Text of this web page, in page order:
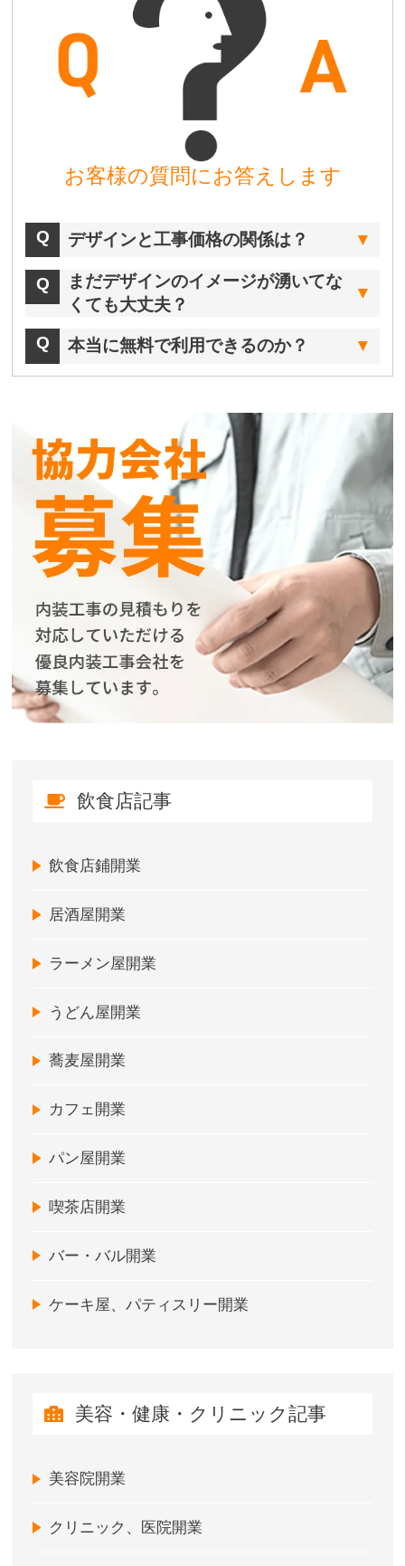
お客様の質問にお答えします
デザインと工事価格の関係は？
まだデザインのイメージが湧いてな
くても大丈夫？
本当に無料で利用できるのか？
飲食店記事
飲食店鋪開業
居酒屋開業
ラーメン屋開業
うどん屋開業
蕎麦屋開業
カフェ開業
パン屋開業
喫茶店開業
バー・バル開業
ケーキ屋、パティスリー開業
美容・健康・クリニック記事
美容院開業
クリニック、医院開業